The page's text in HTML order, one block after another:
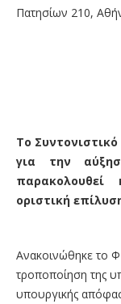
Πατησίων 210,
Το
για την
οριστική
Ανακοινώθηκε το
τροποποίηση της
υπουργικής